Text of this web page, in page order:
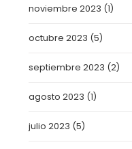
noviembre 2023 (1)
octubre 2023 (5)
septiembre 2023 (2)
agosto 2023 (1)
julio 2023 (5)